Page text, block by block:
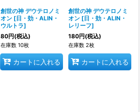
創世の神 デウテロノミ
オン [日・効・ALIN・
ウルトラ]
80円(税込)
在庫数 10枚
カートに入れる
創世の神 デウテロノミ
オン [日・効・ALIN・
レリーフ]
180円(税込)
在庫数 2枚
カートに入れる